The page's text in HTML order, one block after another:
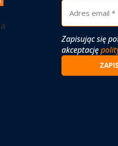
Zapisując się
akceptację